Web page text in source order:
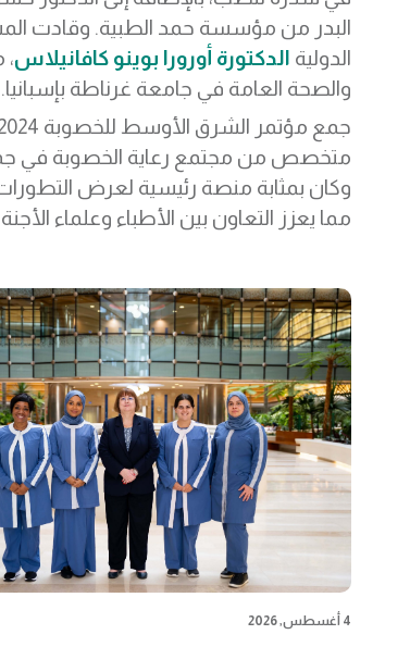
البدر من مؤسسة حمد الطبية. وقادت
الدولية الدكتورة أورورا بوينو كافانيلاس
والصحة العامة في جامعة غرناطة بإسبانيا.
متخصص من مجتمع رعاية الخصوبة في
وكان بمثابة منصة رئيسية لعرض
مما يعزز التعاون بين الأطباء وعلماء
4 أغسطس, 2026